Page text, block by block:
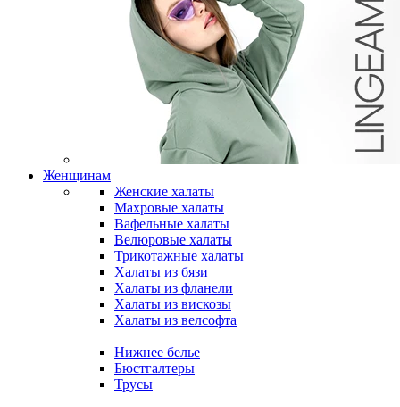
Женщинам
Женские халаты
Махровые халаты
Вафельные халаты
Велюровые халаты
Трикотажные халаты
Халаты из бязи
Халаты из фланели
Халаты из вискозы
Халаты из велсофта
Нижнее белье
Бюстгалтеры
Трусы